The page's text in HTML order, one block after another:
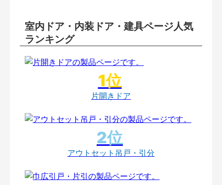
室内ドア・内装ドア・建具ページ人気
ランキング
片開きドア
アウトセット吊戸・引分